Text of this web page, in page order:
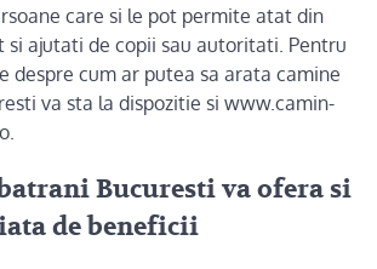
care si le pot permite atat din
si ajutati de copii sau autoritati. Pentru
despre cum ar putea sa arata camine
va sta la dispozitie si www.camin-
Bucuresti va ofera si
de beneficii